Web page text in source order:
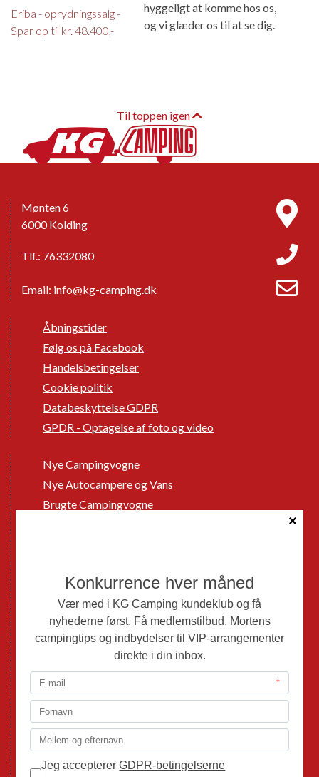
Eriba - oprydningssalg -
Spar op til kr. 48.400,-
hyggeligt at komme hos os,
og vi glæder os til at se dig.
Til toppen igen
Mønten 6
6000 Kolding
Tlf.: 76332080
Email: info@kg-camping.dk
Åbningstider
Følg os på Facebook
Handelsbetingelser
Cookie politik
Databeskyttelse GDPR
GPDR - Optagelse af foto og video
Nye Campingvogne
Nye Autocampere og Vans
Brugte Campingvogne
Mortens Campingtips
KG Camping Kundeklub
Nyheder
Adria
Adria Autocampere
Eriba
Fendt
Hobby
Randger Van